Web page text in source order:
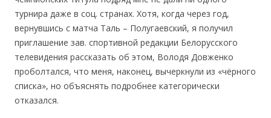
турнира даже в соц. странах. Хотя, когда через год,
вернувшись с матча Таль – Полугаевский, я получил
приглашение зав. спортивной редакции Белорусского
телевидения рассказать об этом, Володя Довженко
проболтался, что меня, наконец, вычеркнули из «чёрного
списка», но объяснять подробнее категорически
отказался.